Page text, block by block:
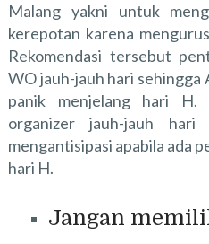
Malangyakni untuk
kerepotan karena
Rekomendasi tersebut
WO jauh-jauh hari
panik menjelang hari H.
organizer jauh-jauh
mengantisipasi apabila ada
hari H.
Jangan